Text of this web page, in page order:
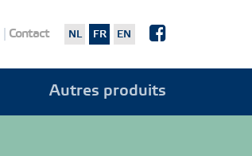
Autres produits
Contact NL FR EN